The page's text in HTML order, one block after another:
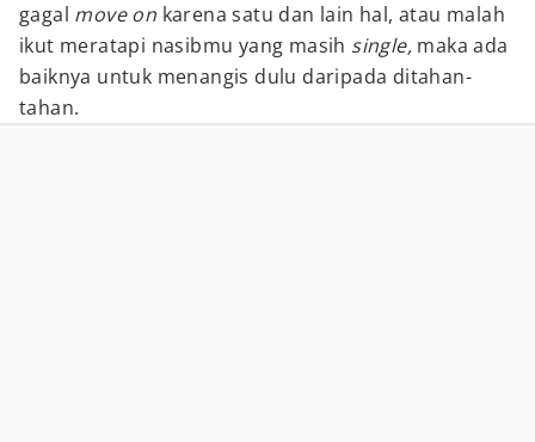
gagal move on karena satu dan lain hal, atau malah
ikut meratapi nasibmu yang masih single, maka ada
baiknya untuk menangis dulu daripada ditahan-
tahan.